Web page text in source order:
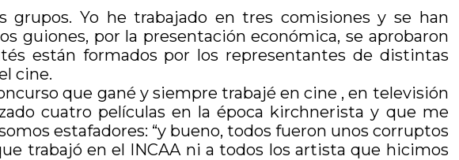
grupos. Yo he trabajado en tres comisiones y se han
guiones, por la presentación económica, se aprobaron
están formados por los representantes de distintas
cine.
que gané y siempre trabajé en cine , en televisión
cuatro películas en la época kirchnerista y que me
estafadores: “y bueno, todos fueron unos corruptos
trabajó en el INCAA ni a todos los artista que hicimos